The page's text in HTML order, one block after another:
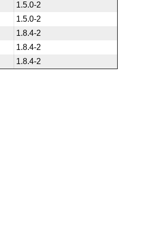
1.5.0-2
1.5.0-2
1.8.4-2
1.8.4-2
1.8.4-2